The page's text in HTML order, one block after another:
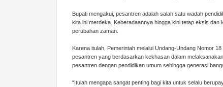
Bupati mengakui, pesantren adalah salah satu wadah
kita ini merdeka. Keberadaannya hingga kini tetap eksis
perubahan zaman.
Karena itulah, Pemerintah melalui Undang-Undang Nomor
pesantren yang berdasarkan kekhasan dalam
pesantren dengan pendidikan umum sehingga generasi
“Itulah mengapa sangat penting bagi kita untuk selalu